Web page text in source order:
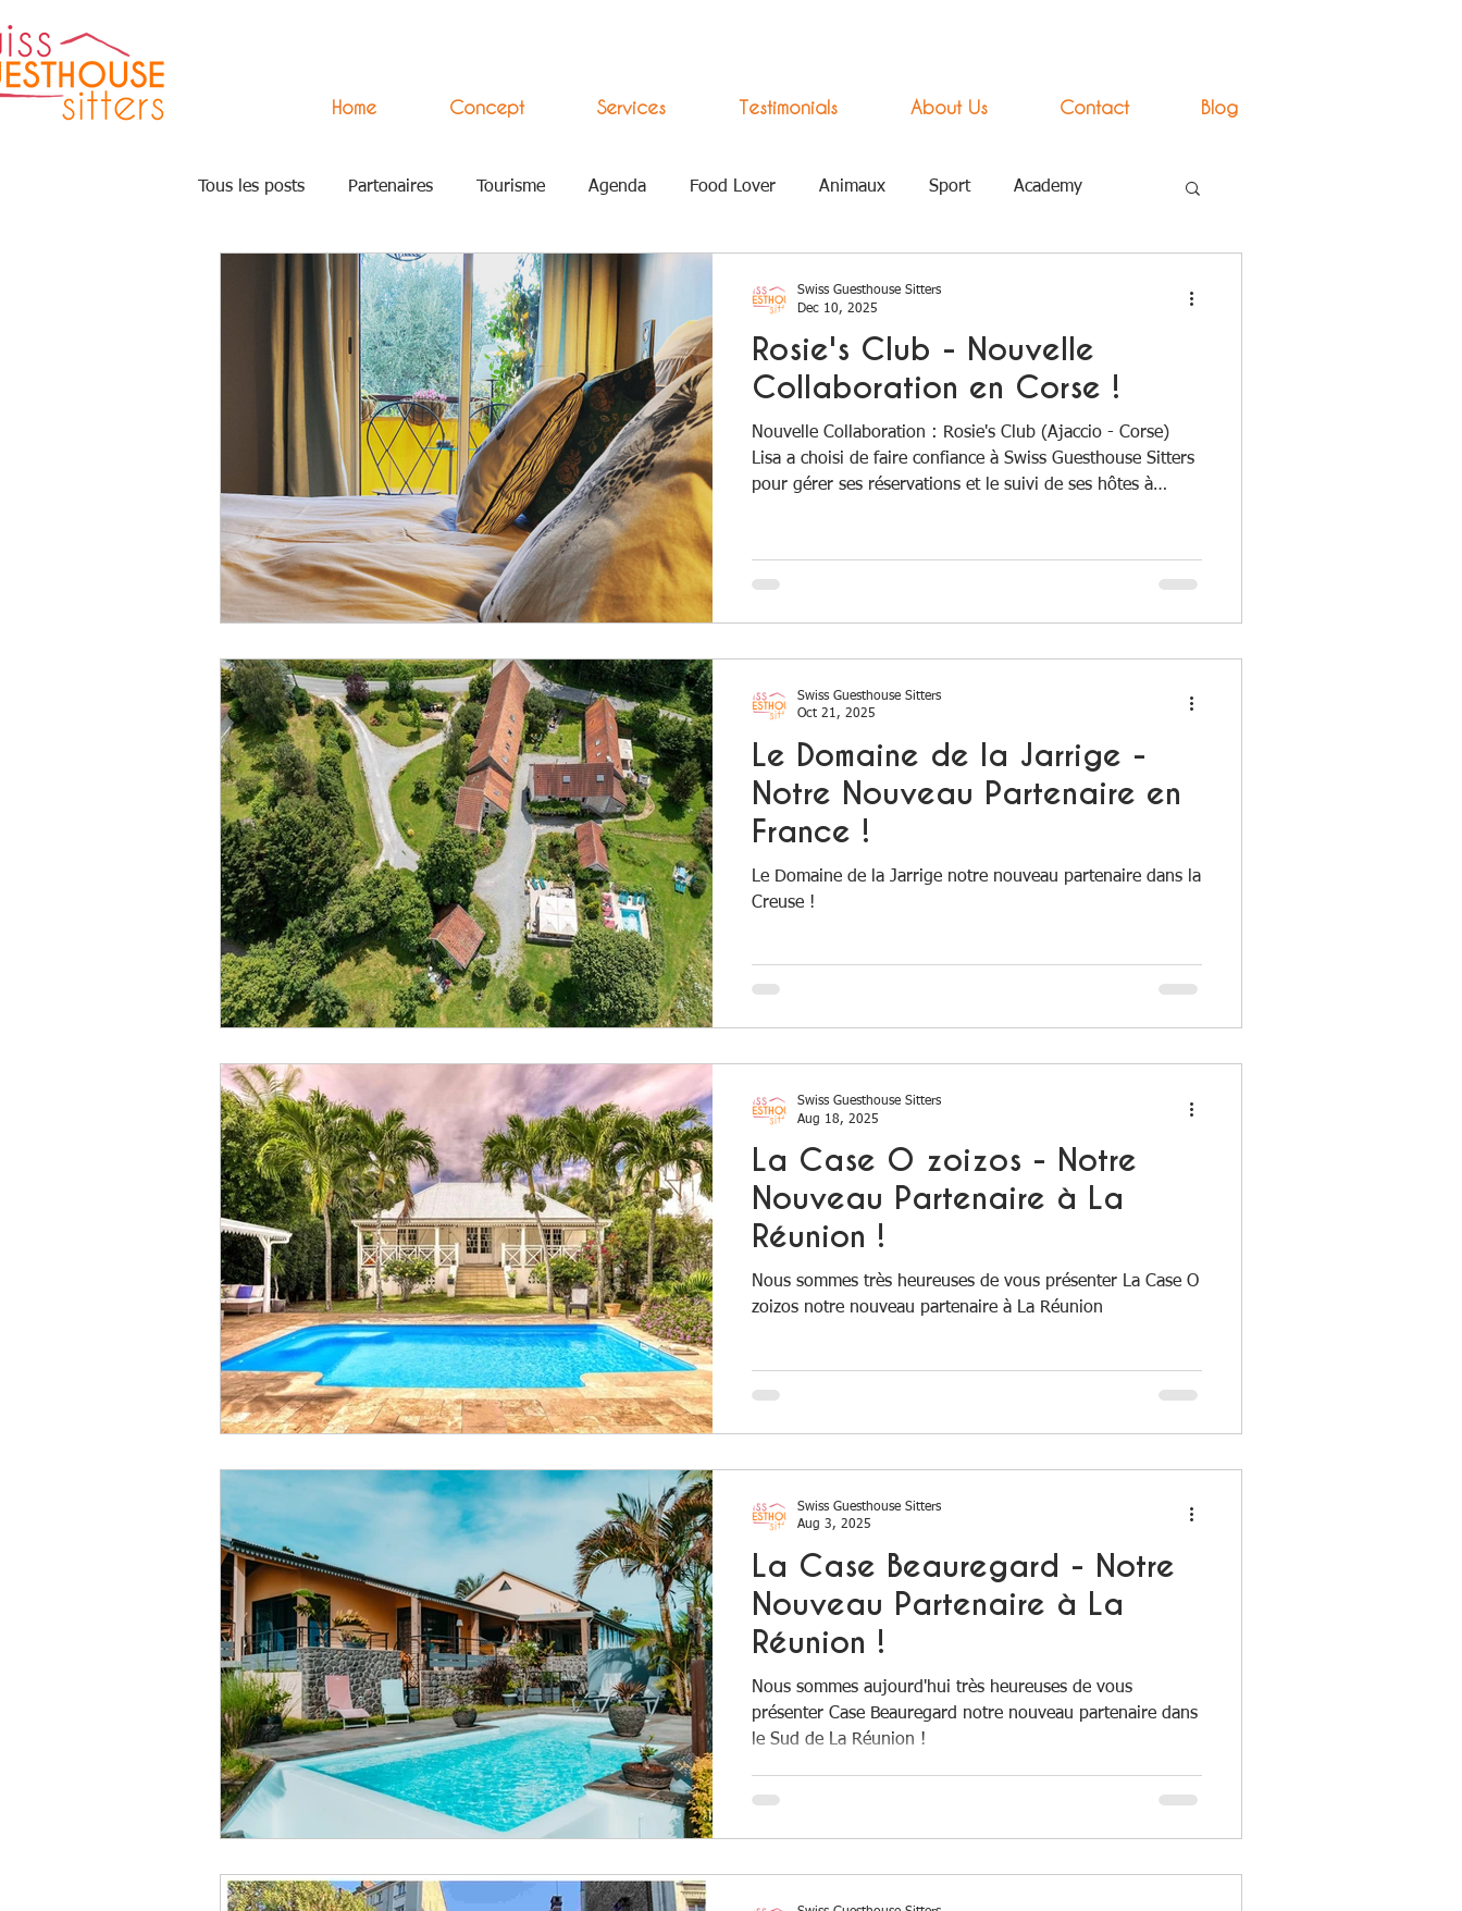
Home Concept Services Testimonials About Us Contact Blog
Tous les posts Partenaires Tourisme Agenda Food Lover Animaux Sport Academy
Arts Accompagnement Numérique
Rosie's Club - Nouvelle
Collaboration en Corse !
Nouvelle Collaboration : Rosie's Club (Ajaccio - Corse)
Lisa a choisi de faire confiance à Swiss Guesthouse Sitters
pour gérer ses réservations et le suivi de ses hôtes à
Swiss Guesthouse Sitters
Dec 10, 2025
Le Domaine de la Jarrige -
Notre Nouveau Partenaire en
France !
Le Domaine de la Jarrige notre nouveau partenaire dans la
Creuse !
Swiss Guesthouse Sitters
Oct 21, 2025
La Case O zoizos - Notre
Nouveau Partenaire à La
Réunion !
Nous sommes très heureuses de vous présenter La Case O
zoizos notre nouveau partenaire à La Réunion
Swiss Guesthouse Sitters
Aug 18, 2025
La Case Beauregard - Notre
Nouveau Partenaire à La
Réunion !
Nous sommes aujourd'hui très heureuses de vous
présenter Case Beauregard notre nouveau partenaire dans
le Sud de La Réunion !
Swiss Guesthouse Sitters
Aug 3, 2025